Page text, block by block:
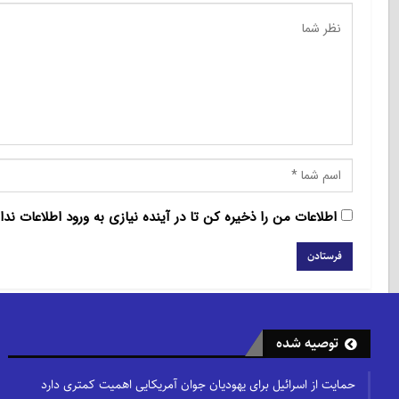
اطلاعات من را ذخیره کن تا در آینده نیازی به ورود اطلاعات
توصیه شده
حمایت از اسرائیل برای یهودیان جوان آمریکایی اهمیت کمتری دارد